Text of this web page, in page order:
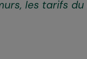
les tarifs